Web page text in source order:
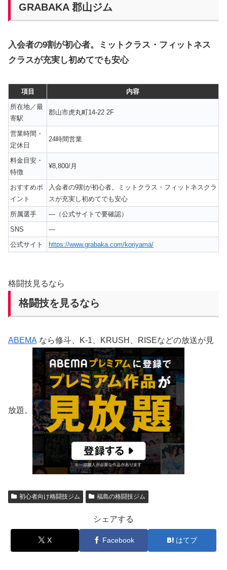
GRABAKA 郡山ジム
入会者の9割が初心者。ミットクラス・フィットネス
クラスが充実し初めてでも安心
項目
内容
所在地／最
寄駅
郡山市虎丸町14-22 2F
営業時間・
定休日
24時間営業
料金目安・
特徴
¥8,800/月
おすすめポ
イント
入会者の9割が初心者。ミットクラス・フィットネスクラ
スが充実し初めてでも安心
所属選手
—（公式サイトで要確認）
SNS
—
公式サイト
https://www.grabaka.com/koriyama/
格闘技見るなら
格闘技を見るなら
ABEMA なら修斗、K-1、KRUSH、RISEなどの放送が見
放題。
初心者向け格闘技ジム 福島の格闘技ジム
シェアする
X Facebook はてブ